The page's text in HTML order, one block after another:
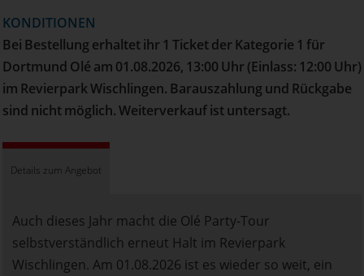
KONDITIONEN
Bei Bestellung erhaltet ihr 1 Ticket der Kategorie 1 für
Dortmund Olé am 01.08.2026, 13:00 Uhr (Einlass: 12:00 Uhr)
im Revierpark Wischlingen. Barauszahlung und Rückgabe
sind nicht möglich. Weiterverkauf ist untersagt.
Details zum Angebot
Auch dieses Jahr macht die Olé Party-Tour
selbstverständlich erneut Halt im Revierpark
Wischlingen. Am 01.08.2026 ist es wieder so weit, ein